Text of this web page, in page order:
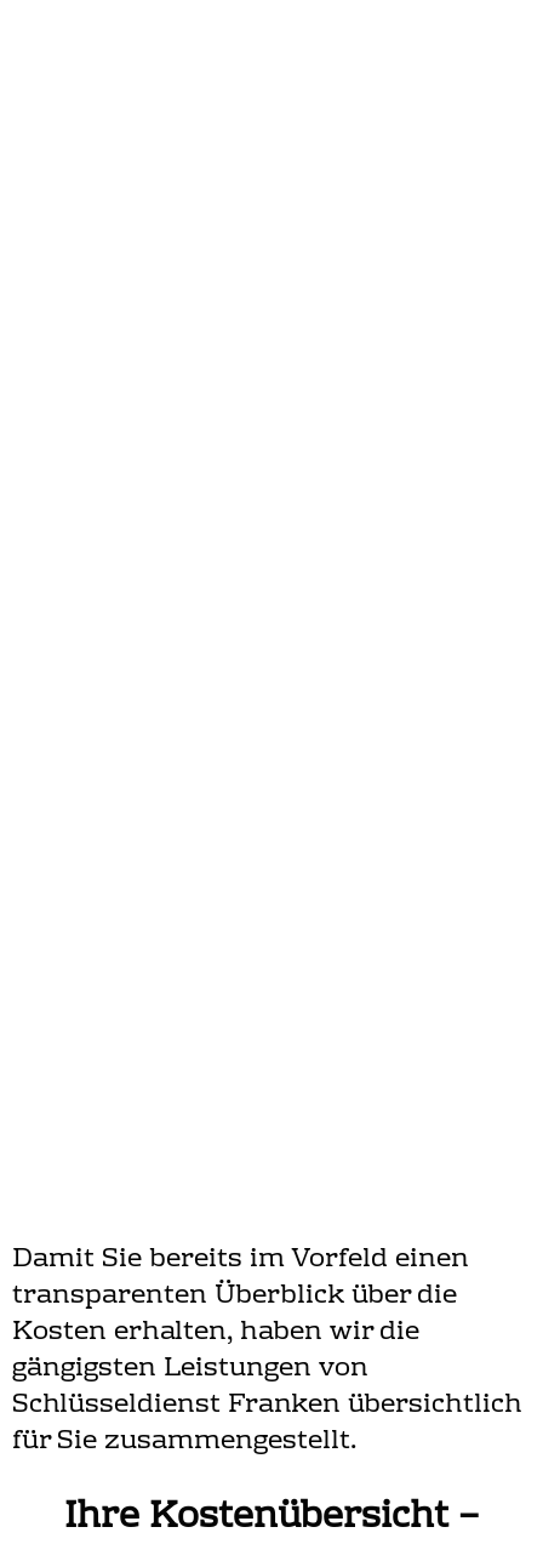
Damit Sie bereits im Vorfeld einen
transparenten Überblick über die
Kosten erhalten, haben wir die
gängigsten Leistungen von
Schlüsseldienst Franken übersichtlich
für Sie zusammengestellt.
Ihre Kostenübersicht –